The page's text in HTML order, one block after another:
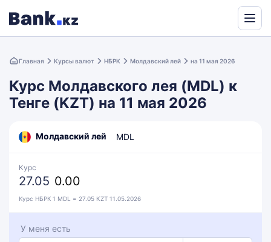
Translate
Главная Курсы валют НБРК Молдавский лей на 11 мая 2026
Курс Молдавского лея (MDL) к
Тенге (KZT) на 11 мая 2026
Молдавский лей MDL
Курс
27.05 0.00
Курс НБРК 1 MDL = 27.05 KZT 11.05.2026
У меня есть